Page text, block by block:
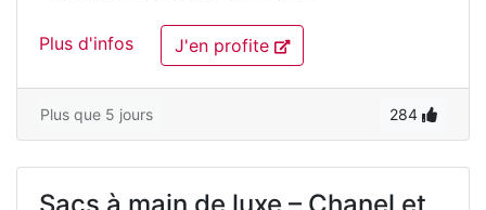
Plus d'infos J'en profite
Plus que 5 jours 284